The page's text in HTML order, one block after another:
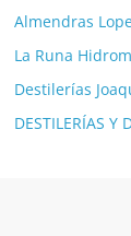
Almendras
La Runa
Destilerías
DESTILERÍAS Y